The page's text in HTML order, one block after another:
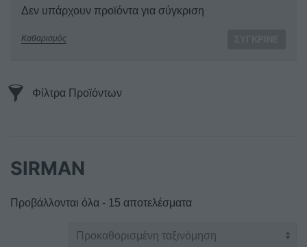
Δεν υπάρχουν προϊόντα για σύγκριση
Καθαρισμός
Φίλτρα Προϊόντων
SIRMAN
Προβάλλονται όλα - 15 αποτελέσματα